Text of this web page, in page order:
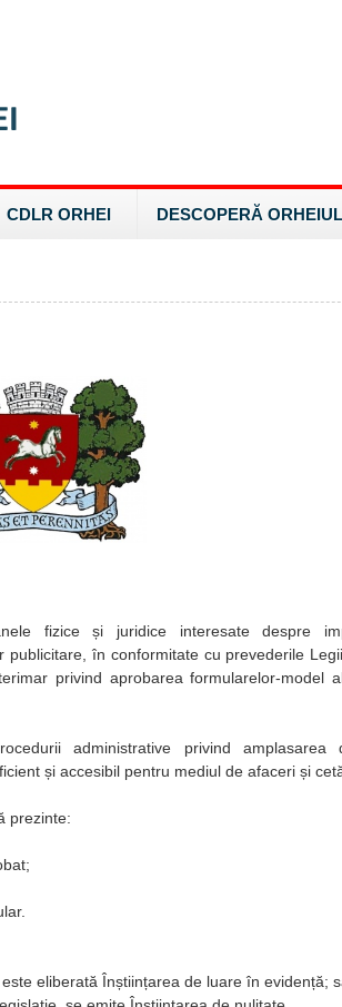
CDLR ORHEI DESCOPERĂ ORHEIUL
fizice și juridice interesate despre
în conformitate cu prevederile
privind aprobarea formularelor-model
administrative privind amplasarea
și accesibil pentru mediul de afaceri și
prezinte:
eliberată Înștiințarea de luare în evidență;